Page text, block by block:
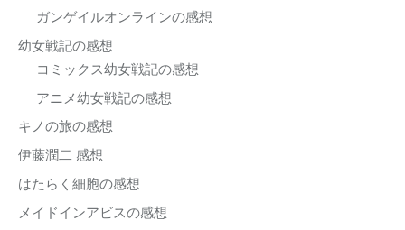
ガンゲイルオンラインの感想
幼女戦記の感想
コミックス幼女戦記の感想
アニメ幼女戦記の感想
キノの旅の感想
伊藤潤二 感想
はたらく細胞の感想
メイドインアビスの感想